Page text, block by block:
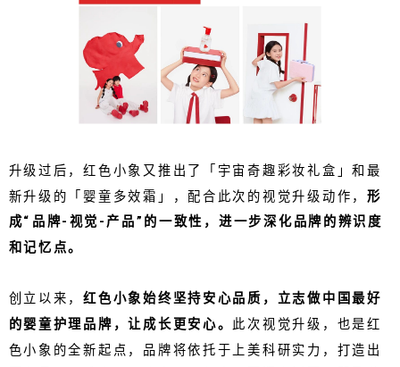
升级过后，红色小象又推出了「宇宙奇趣彩妆礼盒」和最
新升级的「婴童多效霜」，配合此次的视觉升级动作， 形
成“品牌-视觉-产品”的一致性，进一步深化品牌的辨识度
和记忆点。
创立以来，红色小象始终坚持安心品质，立志做中国最好
的婴童护理品牌，让成长更安心。 此次视觉升级，也是红
色小象的全新起点，品牌将依托于上美科研实力，打造出